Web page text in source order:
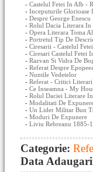
- Castelul Fetei In Alb -
- Inceputurile Glorioase
- Despre George Enescu
- Rolul Dacia Literara In
- Opera Literara Toma
- Portretul Tip De
- Ciresarii - Castelul
- Ciresari Castelul Fetei
- Razvan Si Vidra De
- Referat Despre
- Nuntile Vedetelor
- Referat - Critici Literari
- Ce Inseamna - My
- Rolul Daciei Literare
- Modalitati De
- Un Lider Militar Bun
- Moduri De Expunere
- Liviu Rebreanu 1885-
Categorie:
Data